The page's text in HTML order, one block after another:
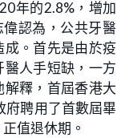
年的2.8%，增加
認為，公共牙醫
成。首先是由於疫
人手短缺，一方
釋，首屆香港大
府聘用了首數屆畢
值退休期。